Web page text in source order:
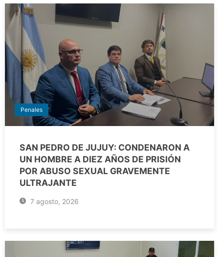
Penales
SAN PEDRO DE JUJUY: CONDENARON A
UN HOMBRE A DIEZ AÑOS DE PRISIÓN
POR ABUSO SEXUAL GRAVEMENTE
ULTRAJANTE
7 agosto, 2026